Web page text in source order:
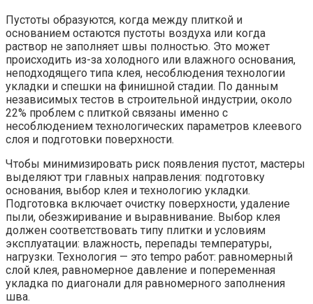
Пустоты образуются, когда между плиткой и
основанием остаются пустоты воздуха или когда
раствор не заполняет швы полностью. Это может
происходить из-за холодного или влажного основания,
неподходящего типа клея, несоблюдения технологии
укладки и спешки на финишной стадии. По данным
независимых тестов в строительной индустрии, около
22% проблем с плиткой связаны именно с
несоблюдением технологических параметров клеевого
слоя и подготовки поверхности.
Чтобы минимизировать риск появления пустот, мастеры
выделяют три главных направления: подготовку
основания, выбор клея и технологию укладки.
Подготовка включает очистку поверхности, удаление
пыли, обезжиривание и выравнивание. Выбор клея
должен соответствовать типу плитки и условиям
эксплуатации: влажность, перепады температуры,
нагрузки. Технология — это tempo работ: равномерный
слой клея, равномерное давление и попеременная
укладка по диагонали для равномерного заполнения
шва.